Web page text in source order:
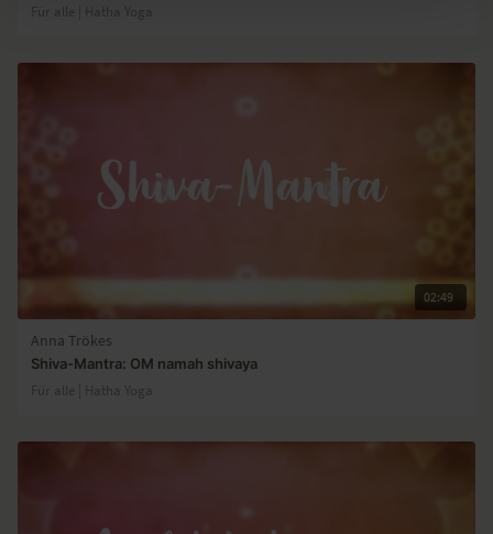
Für alle | Hatha Yoga
02:49
Anna Trökes
Shiva-Mantra: OM namah shivaya
Für alle | Hatha Yoga